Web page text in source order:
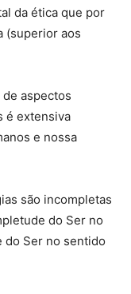
da ética que por
(superior aos
aspectos
é extensiva
e nossa
são incompletas
do Ser no
do Ser no sentido